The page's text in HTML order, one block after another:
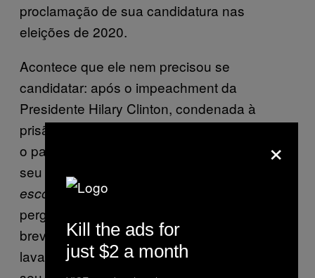
proclamação de sua candidatura nas
eleições de 2020.
Acontece que ele nem precisou se
candidatar: após o impeachment da
Presidente Hilary Clinton, condenada à
prisão perpétua por tentativa de assassinato,
o país passou vários anos sob o domínio de
seu vice, Donald Trump (
escolheu Trump, afinal?
perguntou, uma bóia de inquietude imergindo
brevemente sobre o mar de melancolia que
lavava sua mente), que passou o resto de
×
Kill the ads for
just $2 a month